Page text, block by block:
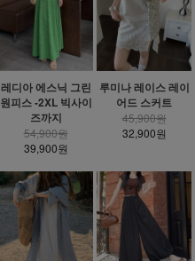
레디아 에스닉 그린
원피스 -2XL 빅사이
즈까지
54,900원
39,900원
루미나 레이스 레이
어드 스커트
45,900원
32,900원